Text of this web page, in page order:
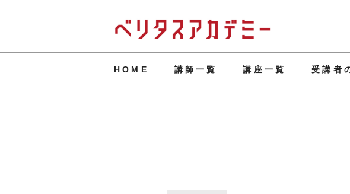
HOME 講師一覧 講座一覧 受講者